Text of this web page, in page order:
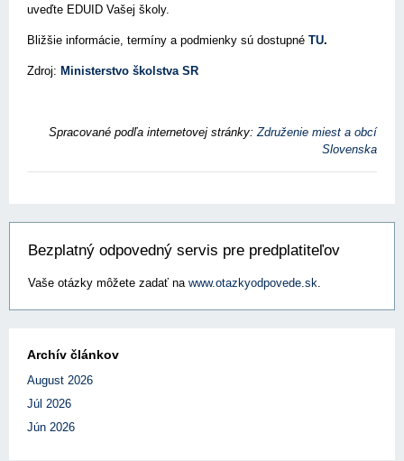
uveďte EDUID Vašej školy.
Bližšie informácie, termíny a podmienky sú dostupné TU.
Zdroj: Ministerstvo školstva SR
Spracované podľa internetovej stránky: Združenie miest a obcí
Slovenska
Bezplatný odpovedný servis pre predplatiteľov
Vaše otázky môžete zadať na www.otazkyodpovede.sk
Archív článkov
August 2026
Júl 2026
Jún 2026